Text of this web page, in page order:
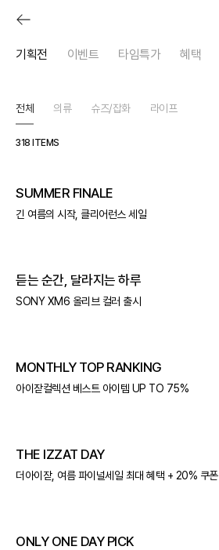
기획전 이벤트 타임특가 혜택
전체 의류 슈즈/잡화 라이프
318 ITEMS
SUMMER FINALE
긴 여름의 시작, 클리어런스 세일
듣는 순간, 달라지는 하루
SONY XM6 올리브 컬러 출시
MONTHLY TOP RANKING
아이잗컬렉션 베스트 아이템 UP TO 75%
THE IZZAT DAY
더아이잗, 여름 파이널세일 최대 혜택 + 20% 쿠폰
ONLY ONE DAY PICK